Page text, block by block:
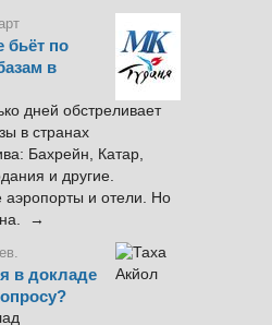
бьёт по
в
дней обстреливает
в странах
Бахрейн, Катар,
и другие.
аэропорты и отели. Но
→
в докладе